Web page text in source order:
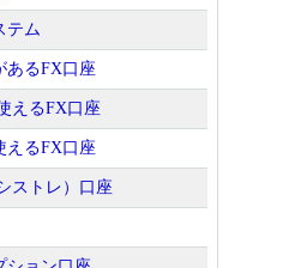
テム
あるFX口座
えるFX口座
えるFX口座
ストレ）口座